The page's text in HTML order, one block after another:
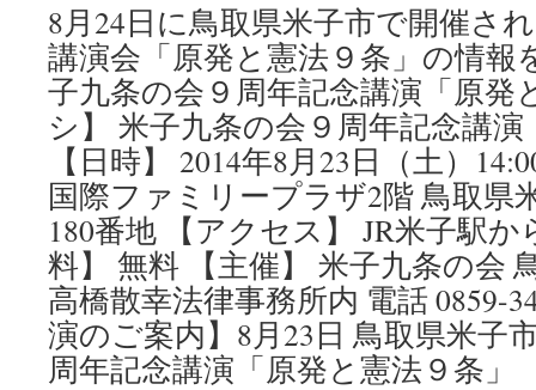
The
Bulletin
8月24日に鳥取県米子市で開催さ
講演会「原発と憲法９条」の情報
子九条の会９周年記念講演「原発
シ】 米子九条の会９周年記念講
【日時】 2014年8月23日（土）
国際ファミリープラザ2階 鳥取県
180番地 【アクセス】 JR米子駅
料】 無料 【主催】 米子九条の会
高橋散幸法律事務所内 電話 0859-
演のご案内】8月23日 鳥取県米子
周年記念講演「原発と憲法９条」